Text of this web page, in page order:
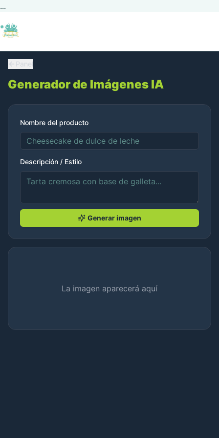
...
Panel
Generador de Imágenes IA
Nombre del producto
Descripción / Estilo
Generar imagen
La imagen aparecerá aquí